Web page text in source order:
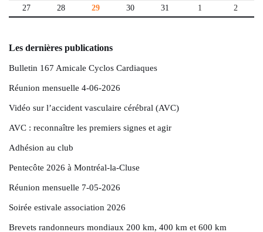
27
28 29 30 31 1 2
Les dernières publications
Bulletin 167 Amicale Cyclos Cardiaques
Réunion mensuelle 4-06-2026
Vidéo sur l’accident vasculaire cérébral (AVC)
AVC : reconnaître les premiers signes et agir
Adhésion au club
Pentecôte 2026 à Montréal-la-Cluse
Réunion mensuelle 7-05-2026
Soirée estivale association 2026
Brevets randonneurs mondiaux 200 km, 400 km et 600 km